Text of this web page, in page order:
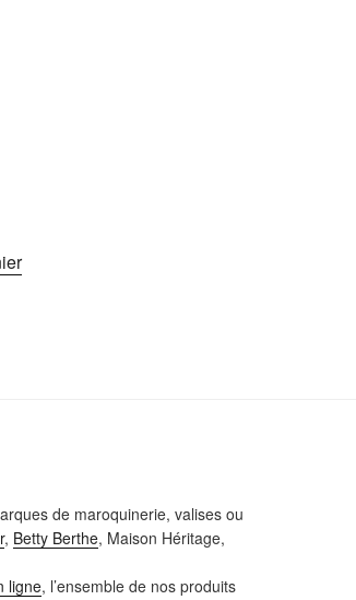
de maroquinerie, valises ou
, Betty Berthe, Maison Héritage,
ligne, l’ensemble de nos produits